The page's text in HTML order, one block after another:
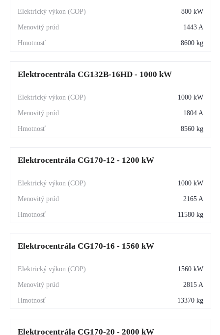
800 kW
1443 A
8600 kg
Elektrocentrála CG132B-16HD - 1000 kW
1000 kW
1804 A
8560 kg
Elektrocentrála CG170-12 - 1200 kW
1000 kW
2165 A
11580 kg
Elektrocentrála CG170-16 - 1560 kW
1560 kW
2815 A
13370 kg
Elektrocentrála CG170-20 - 2000 kW